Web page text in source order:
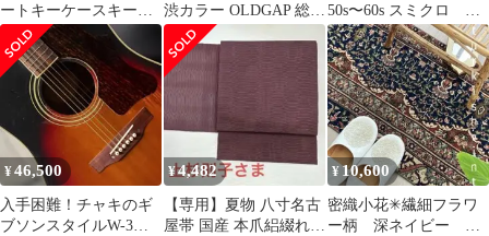
ートキーケースキーケ
ースハンドメイドレザ
ークラフト
渋カラー OLDGAP 総柄
ペイズリーBDシャツ
XL
50s〜60s スミクロ ブ
ラック ツートン W36
L30
¥46,500
入手困難！チャキのギ
ブソンスタイルW-3が
¥4,482
【専用】夏物 八寸名古
屋帯 国産 本爪絽綴れ
¥10,600
密織小花✳︎繊細フラワ
ー柄 深ネイビー ブ